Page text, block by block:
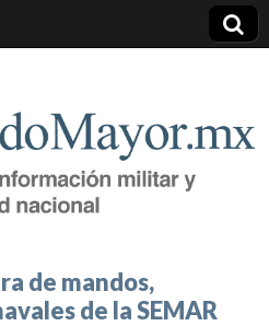
de Seguridad Nacional
de mandos,
de la SEMAR